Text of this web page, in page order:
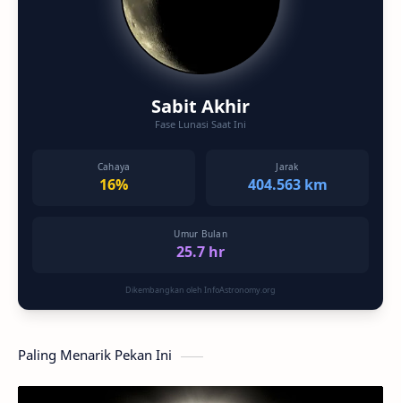
Sabit Akhir
Fase Lunasi Saat Ini
Cahaya
16%
Jarak
404.563 km
Umur Bulan
25.7 hr
Dikembangkan oleh InfoAstronomy.org
Paling Menarik Pekan Ini